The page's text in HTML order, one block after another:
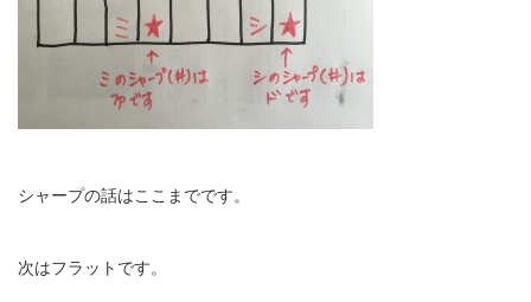
シャープの話はここまでです。
次はフラットです。